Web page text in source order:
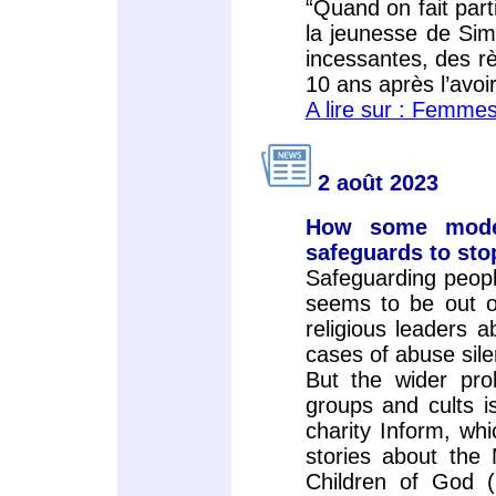
“Quand on fait
la jeunesse de
incessantes, des
10 ans après
A lire sur :
2 août 2023
How some
safeguards to
Safeguarding
seems to be out
religious leaders
cases of abuse
But the wider
groups and cults
charity Inform,
stories about the
Children of God